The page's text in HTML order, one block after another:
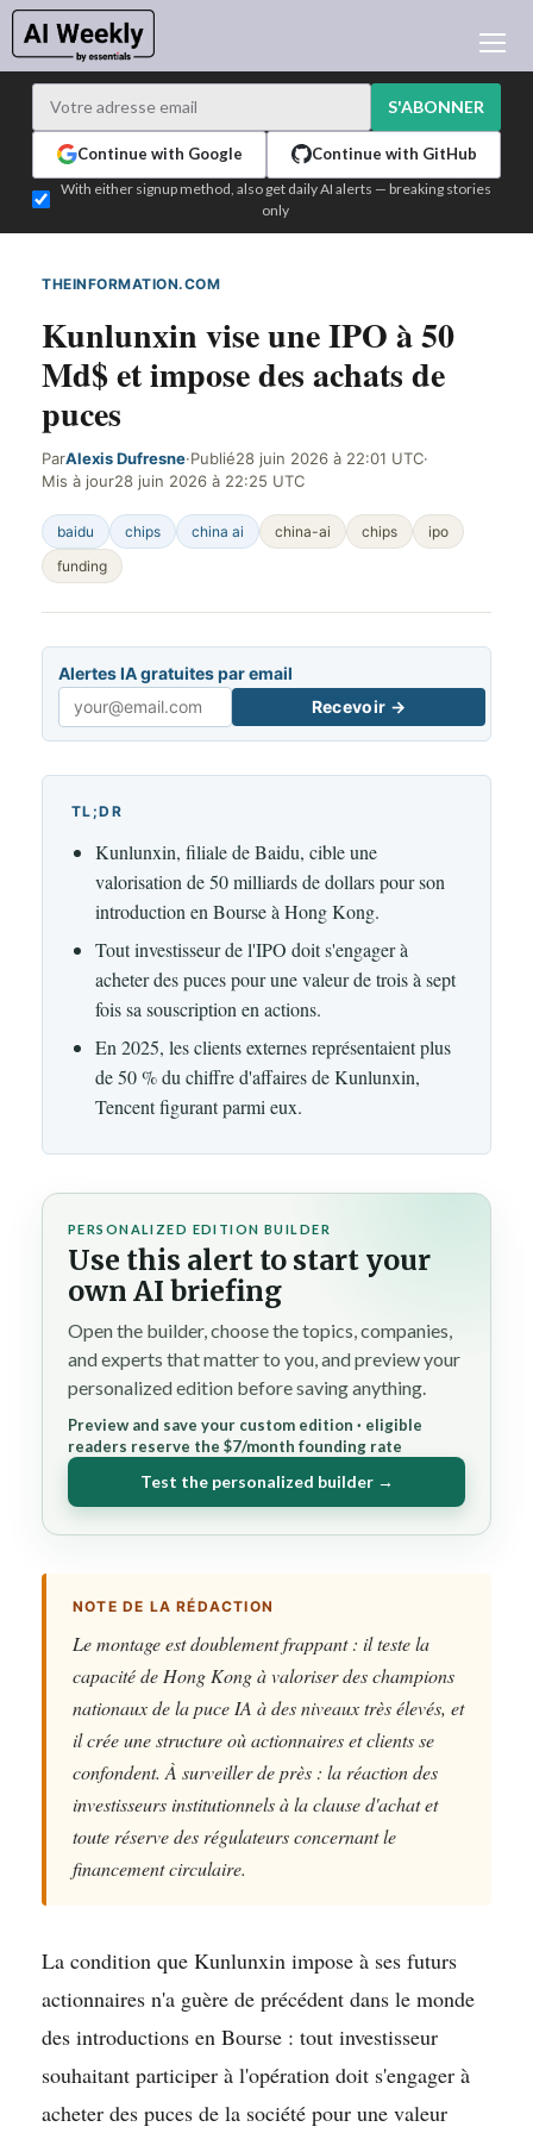
APPRENDRE L'IA
L'ACTU IA DU JOUR
TEST EDITION BUILDER
CONNEXION
S'ABONNER
Continue with Google Continue with GitHub
With either signup method, also get daily AI alerts — breaking stories
only
THEINFORMATION.COM
Kunlunxin vise une IPO à 50
Md$ et impose des achats de
puces
ParAlexis Dufresne·Publié28 juin 2026 à 22:01 UTC·
Mis à jour28 juin 2026 à 22:25 UTC
baidu chips china ai china-ai chips
ipo
funding
Alertes IA gratuites par email
Email
Recevoir →
TL;DR
Kunlunxin, filiale de Baidu, cible une
valorisation de 50 milliards de dollars pour son
introduction en Bourse à Hong Kong.
Tout investisseur de l'IPO doit s'engager à
acheter des puces pour une valeur de trois à sept
fois sa souscription en actions.
En 2025, les clients externes représentaient plus
de 50 % du chiffre d'affaires de Kunlunxin,
Tencent figurant parmi eux.
PERSONALIZED EDITION BUILDER
Use this alert to start your
own AI briefing
Open the builder, choose the topics, companies,
and experts that matter to you, and preview your
personalized edition before saving anything.
Preview and save your custom edition · eligible
readers reserve the $7/month founding rate
Test the personalized builder →
NOTE DE LA RÉDACTION
Le montage est doublement frappant : il teste la
capacité de Hong Kong à valoriser des champions
nationaux de la puce IA à des niveaux très élevés, et
il crée une structure où actionnaires et clients se
confondent. À surveiller de près : la réaction des
investisseurs institutionnels à la clause d'achat et
toute réserve des régulateurs concernant le
financement circulaire.
La condition que Kunlunxin impose à ses futurs
actionnaires n'a guère de précédent dans le monde
des introductions en Bourse : tout investisseur
souhaitant participer à l'opération doit s'engager à
acheter des puces de la société pour une valeur